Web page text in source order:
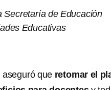
Secretaría de Educación
Educativas
que retomar el